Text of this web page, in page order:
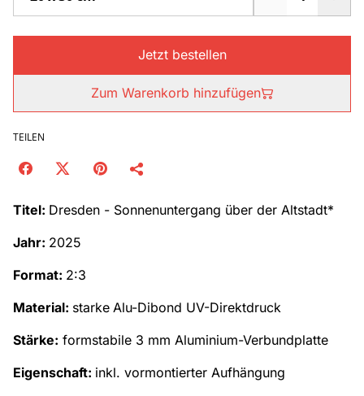
Jetzt bestellen
Zum Warenkorb hinzufügen
TEILEN
Titel: Dresden - Sonnenuntergang über der Altstadt*
Jahr: 2025
Format: 2:3
Material: starke Alu-Dibond UV-Direktdruck
Stärke: formstabile 3 mm Aluminium-Verbundplatte
Eigenschaft: inkl. vormontierter Aufhängung